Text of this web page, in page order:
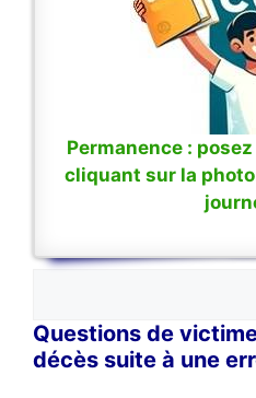
Permanence :
cliquant sur la
Questions de
décès suite à une